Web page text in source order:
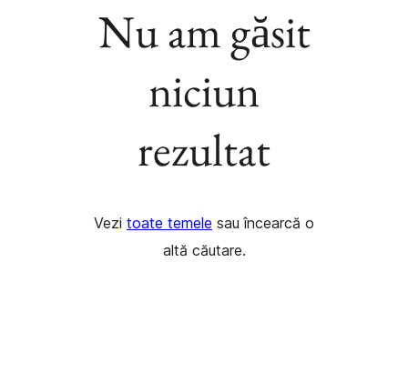
Nu am găsit
niciun
rezultat
Vezi toate temele sau încearcă o
altă căutare.